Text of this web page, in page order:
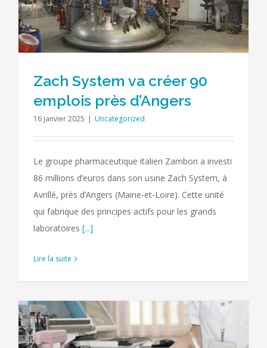
Zach System va créer 90
emplois près d’Angers
16 janvier 2025 | Uncategorized
Le groupe pharmaceutique italien Zambon a investi
86 millions d’euros dans son usine Zach System, à
Avrillé, près d’Angers (Maine-et-Loire). Cette unité
qui fabrique des principes actifs pour les grands
laboratoires [...]
Lire la suite